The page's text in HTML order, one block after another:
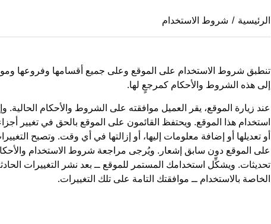
الرئيسية / شروط الاستخدام
تنطبق شروط الاستخدام على الموقع وعلى جميع أقسامها وفروعها ومواقع
إلى هذه الشروط والأحكام كمرجعٍ لها.
عند زيارة الموقع، يقر العميل موافقته على الشروط والأحكام الحالية.
استخدام هذا الموقع. ويحتفظ القائمون على الموقع بالحق في تغيير
أو تعديلها أو إضافة معلومات إليها، أو إزالتها في أي وقت. وتصبح
على الموقع دون سابق إشعار. ويُرجى مراجعة شروط الاستخدام
تحديثات. ويشكِّل استخدامك المستمر للموقع ــ بعد نشر التغييرات
الخاصة بالاستخدام ــ موافقتك التامة على تلك التغييرات.